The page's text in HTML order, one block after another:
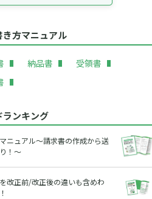
方マニュアル
納品書
受領書
ンキング
ニュアル～請求書の作成から送
！～
改正前/改正後の違いも含めわ